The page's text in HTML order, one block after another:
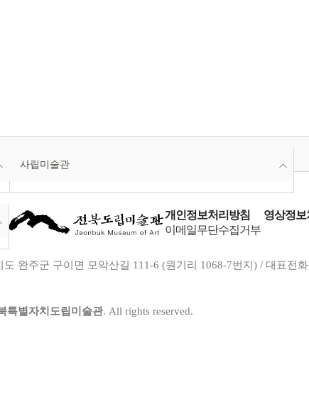
사립미술관
개인정보처리방침 영상정보
이메일무단수집거부
완주군 구이면 모악산길 111-6 (원기리 1068-7번지) / 대표전
특별자치도립미술관. All rights reserved.